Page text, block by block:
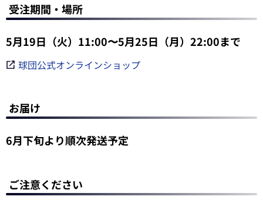
受注期間・場所
5月19日（火）11:00〜5月25日（月）22:00まで
球団公式オンラインショップ
お届け
6月下旬より順次発送予定
ご注意ください